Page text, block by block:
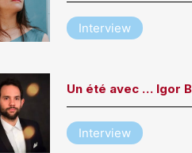
Interview
Un été avec … Igor
Interview